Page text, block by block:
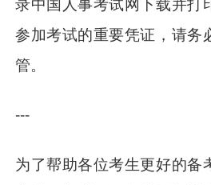
录中国人事考试网下载并打
参加考试的重要凭证，请务
管。
---
为了帮助各位考生更好的备